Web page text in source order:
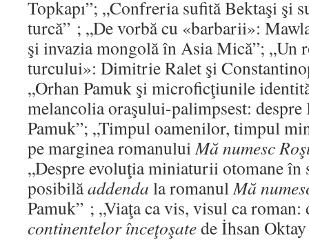
Topkapı”; „Confreria sufită Bektaşi şi
turcă” ; „De vorbă cu «barbarii»:
şi invazia mongolă în Asia Mică”; „Un
turcului»: Dimitrie Ralet şi
„Orhan Pamuk şi microficţiunile
melancolia oraşului-palimpsest:
Pamuk”; „Timpul oamenilor, timpul
pe marginea romanuluiMă numesc
„Despre evoluţia miniaturii otomane
posibilăaddenda la romanulMă
Pamuk” ; „Viaţa ca vis, visul ca roman:
continentelor înceţoşatede İhsan